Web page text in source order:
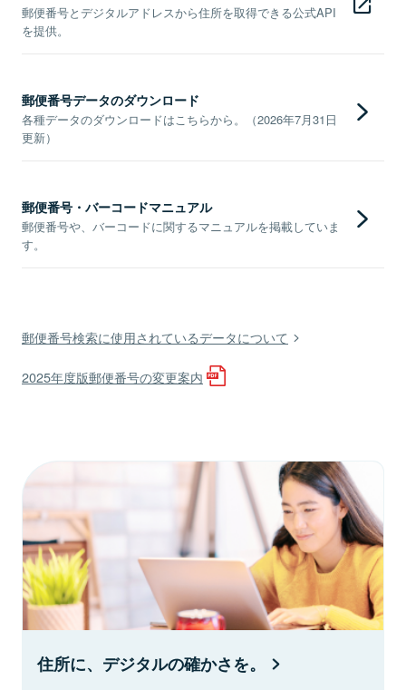
郵便番号とデジタルアドレスから住所を取得できる公式API
を提供。
郵便番号データのダウンロード
各種データのダウンロードはこちらから。（2026年7月31日
更新）
郵便番号・バーコードマニュアル
郵便番号や、バーコードに関するマニュアルを掲載していま
す。
郵便番号検索に使用されているデータについて
2025年度版郵便番号の変更案内
住所に、デジタルの確かさを。